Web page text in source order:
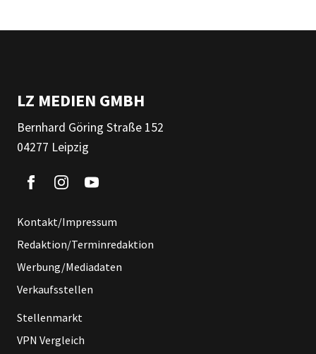
LZ MEDIEN GMBH
Bernhard Göring Straße 152
04277 Leipzig
Kontakt/Impressum
Redaktion/Terminredaktion
Werbung/Mediadaten
Verkaufsstellen
Stellenmarkt
VPN Vergleich